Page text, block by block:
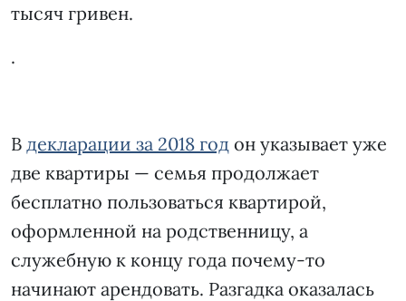
тысяч гривен.
.
В декларации за 2018 год он указывает уже
две квартиры — семья продолжает
бесплатно пользоваться квартирой,
оформленной на родственницу, а
служебную к концу года почему-то
начинают арендовать. Разгадка оказалась